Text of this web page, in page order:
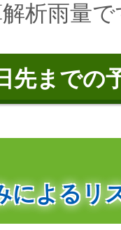
析雨量で
先までの
によるリ